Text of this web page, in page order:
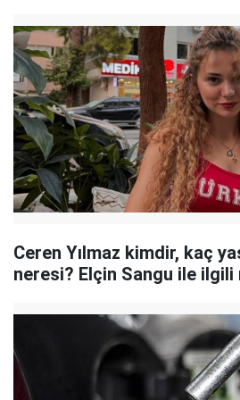
Ceren Yılmaz kimdir, kaç
neresi? Elçin Sangu ile ilgili